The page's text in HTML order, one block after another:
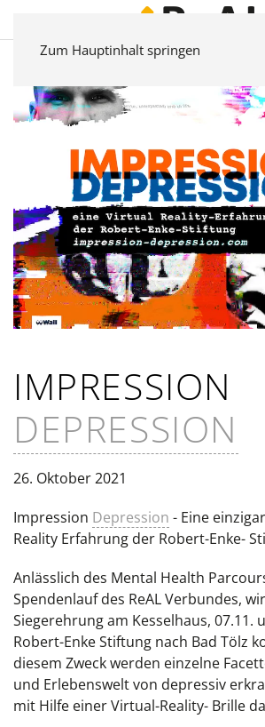
Zum Hauptinhalt springen
IMPRESSION
DEPRESSION
26. Oktober 2021
Impression Depression - Eine
Reality Erfahrung der Robert-Enke-
Anlässlich des Mental Health
Spendenlauf des ReAL Verbundes,
Siegerehrung am Kesselhaus, 07.11.
Robert-Enke Stiftung nach Bad Tölz
diesem Zweck werden einzelne
und Erlebenswelt von depressiv
mit Hilfe einer Virtual-Reality- Brille